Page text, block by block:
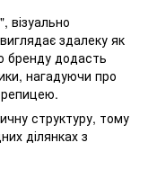
візуально
здалеку як
бренду додасть
нагадуючи про
структуру, тому
ділянках з